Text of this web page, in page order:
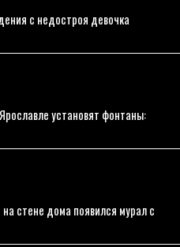
с недостроя девочка
установят фонтаны:
стене дома появился мурал с